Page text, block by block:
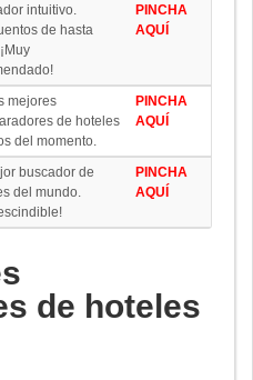
intuitivo.
de hasta
PINCHA
AQUÍ
mejores
de hoteles
del momento.
PINCHA
AQUÍ
buscador de
del mundo.
PINCHA
AQUÍ
de hoteles